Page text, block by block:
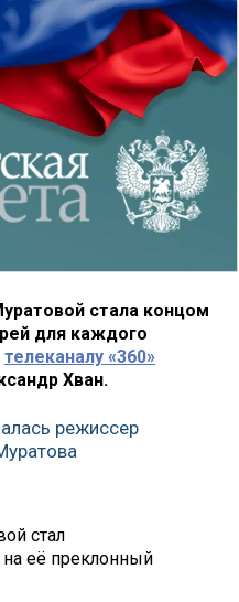
стала концом
для каждого
телеканалу «360»
Хван.
режиссер
стал
её преклонный